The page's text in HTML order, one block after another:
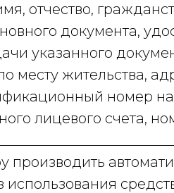
отчество,
документа,
указанного
месту жительства,
номер
лицевого счета,
производить